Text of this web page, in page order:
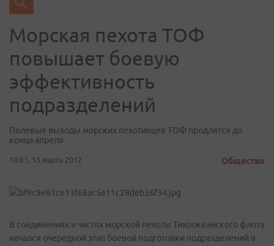
Морская пехота ТОФ
повышает боевую
эффективность
подразделений
Полевые выходы морских пехотинцев ТОФ продлятся до
конца апреля
10:01, 13 марта 2012 Общество
В соединениях и частях морской пехоты Тихоокеанского флота
начался очередной этап боевой подготовки подразделений в